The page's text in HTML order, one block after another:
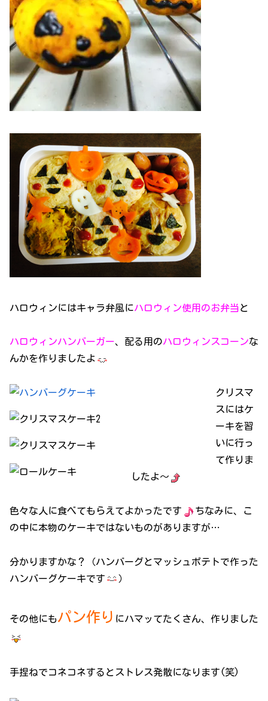
ハロウィンにはキャラ弁風にハロウィン使用のお弁当と
ハロウィンハンバーガー、配る用のハロウィンスコーンな
んかを作りましたよ
クリスマ
スにはケ
ーキを習
いに行っ
て作りま
したよ～
色々な人に食べてもらえてよかったです
ちなみに、こ
の中に本物のケーキではないものがありますが…
分かりますかな？（ハンバーグとマッシュポテトで作った
ハンバーグケーキです
）
その他にも パン作り にハマッてたくさん、作りました
手捏ねでコネコネするとストレス発散になります(笑)